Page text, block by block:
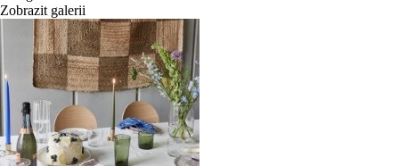
Zobrazit galerii